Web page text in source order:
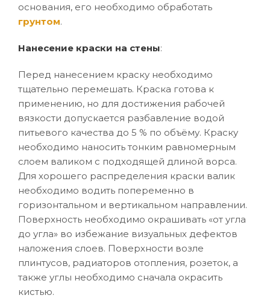
основания, его необходимо обработать
грунтом.
Нанесение краски на стены:
Перед нанесением краску необходимо
тщательно перемешать. Краска готова к
применению, но для достижения рабочей
вязкости допускается разбавление водой
питьевого качества до 5 % по объёму. Краску
необходимо наносить тонким равномерным
слоем валиком с подходящей длиной ворса.
Для хорошего распределения краски валик
необходимо водить попеременно в
горизонтальном и вертикальном направлении.
Поверхность необходимо окрашивать «от угла
до угла» во избежание визуальных дефектов
наложения слоев. Поверхности возле
плинтусов, радиаторов отопления, розеток, а
также углы необходимо сначала окрасить
кистью.